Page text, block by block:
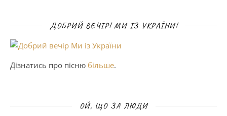
ДОБРИЙ ВЕЧІР! МИ ІЗ УКРАЇНИ!
Дізнатись про пісню більше.
ОЙ, ЩО ЗА ЛЮДИ